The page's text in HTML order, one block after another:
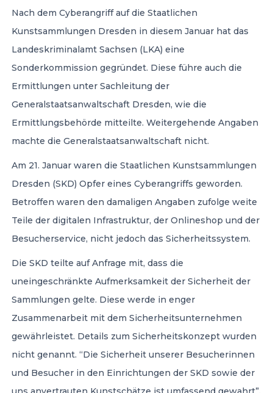
Nach dem Cyberangriff auf die Staatlichen
Kunstsammlungen Dresden in diesem Januar hat das
Landeskriminalamt Sachsen (LKA) eine
Sonderkommission gegründet. Diese führe auch die
Ermittlungen unter Sachleitung der
Generalstaatsanwaltschaft Dresden, wie die
Ermittlungsbehörde mitteilte. Weitergehende Angaben
machte die Generalstaatsanwaltschaft nicht.
Am 21. Januar waren die Staatlichen Kunstsammlungen
Dresden (SKD) Opfer eines Cyberangriffs geworden.
Betroffen waren den damaligen Angaben zufolge weite
Teile der digitalen Infrastruktur, der Onlineshop und der
Besucherservice, nicht jedoch das Sicherheitssystem.
Die SKD teilte auf Anfrage mit, dass die
uneingeschränkte Aufmerksamkeit der Sicherheit der
Sammlungen gelte. Diese werde in enger
Zusammenarbeit mit dem Sicherheitsunternehmen
gewährleistet. Details zum Sicherheitskonzept wurden
nicht genannt. “Die Sicherheit unserer Besucherinnen
und Besucher in den Einrichtungen der SKD sowie der